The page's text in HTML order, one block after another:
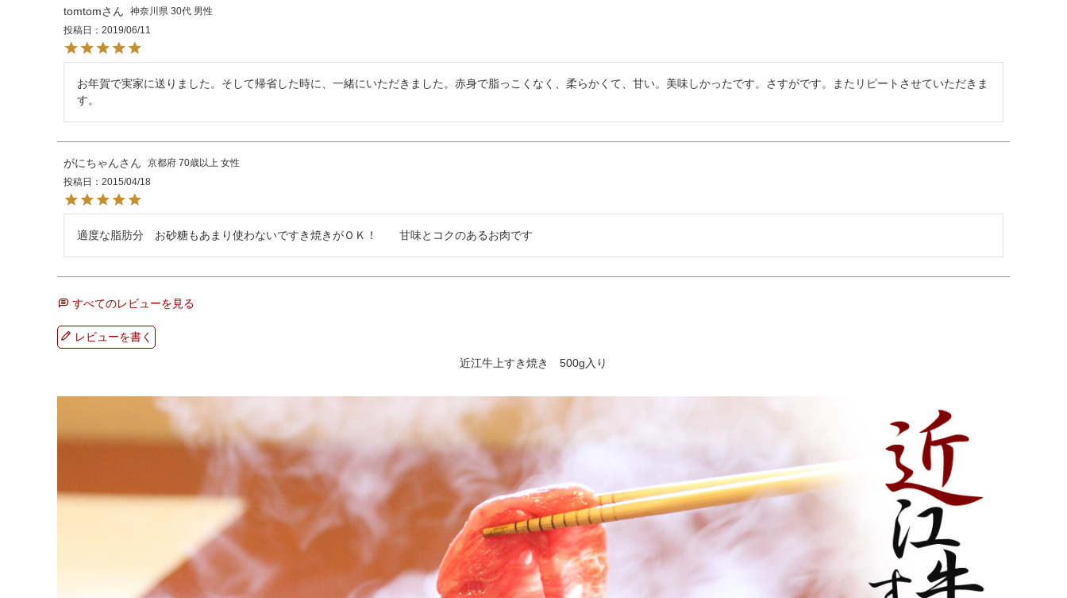
tomtom 神奈川県 30代 男性
投稿日
2019/06/11
お年賀で実家に送りました。そして帰省した時に、一緒にいただきました。赤身で脂っこくなく、柔らかくて、甘い。美味しかったです。さすがです。またリピートさせていただきま
す。
がにちゃん 京都府 70歳以上 女性
投稿日
2015/04/18
適度な脂肪分　お砂糖もあまり使わないですき焼きがＯＫ！　　甘味とコクのあるお肉です
すべてのレビューを見る
レビューを書く
近江牛上すき焼き 500g入り